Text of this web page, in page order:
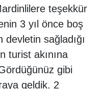
teşekkür
3 yıl önce boş
devletin sağladığı
turist akınına
gibi
geldik. 2